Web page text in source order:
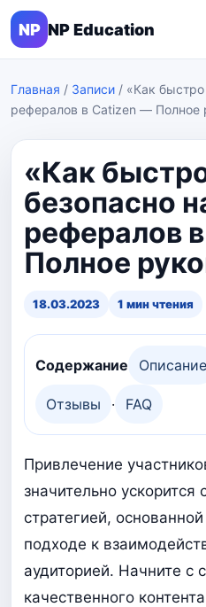
NP NP Education
Главная / Записи / «Как быстро
рефералов в Catizen — Полное
«Как
безопасно
рефералов
Полное
18.03.2023 1 мин чтения
Содержание Описание
Отзывы · FAQ
Привлечение
значительно ускорится
стратегией,
подходе к
аудиторией. Начните с
качественного